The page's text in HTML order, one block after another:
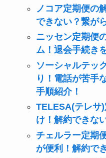
ノコア定期便の
できない？繋が
ニッセン定期便
ム！退会手続き
ソーシャルテッ
り！電話が苦手
手順紹介！
TELESA(テレサ
け！解約できな
チェルラー定期
が便利！解約で